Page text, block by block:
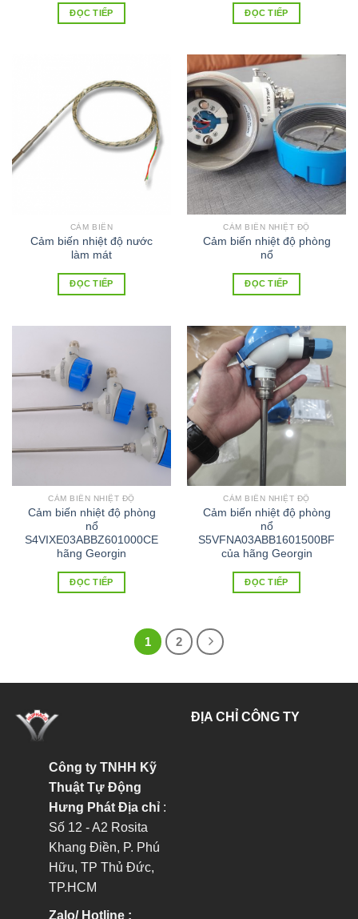
ĐỌC TIẾP ĐỌC TIẾP
CẢM BIẾN
Cảm biến nhiệt độ nước
làm mát
ĐỌC TIẾP
CẢM BIẾN NHIỆT ĐỘ
Cảm biến nhiệt độ phòng
nổ
ĐỌC TIẾP
CẢM BIẾN NHIỆT ĐỘ
Cảm biến nhiệt độ phòng
nổ
S4VIXE03ABBZ601000CE
hãng Georgin
ĐỌC TIẾP
CẢM BIẾN NHIỆT ĐỘ
Cảm biến nhiệt độ phòng
nổ
S5VFNA03ABB1601500BF
của hãng Georgin
ĐỌC TIẾP
1 2
Công ty TNHH Kỹ
Thuật Tự Động
Hưng Phát Địa chỉ :
Số 12 - A2 Rosita
Khang Điền, P. Phú
Hữu, TP Thủ Đức,
TP.HCM
Zalo/ Hotline :
ĐỊA CHỈ CÔNG TY